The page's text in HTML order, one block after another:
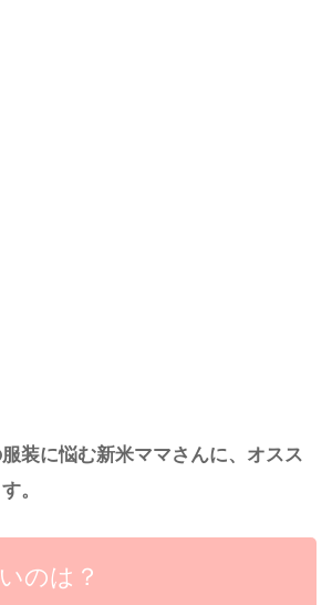
装に悩む新米ママさんに、オスス
。
のは？